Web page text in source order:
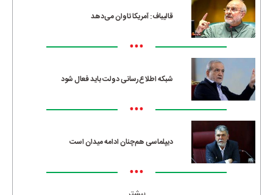
قالیباف: آمریکا تاوان می‌دهد
•••
شبکه اطلاع‌رسانی دولت باید فعال شود
•••
دیپلماسی هم‌چنان ادامه میدان است
•••